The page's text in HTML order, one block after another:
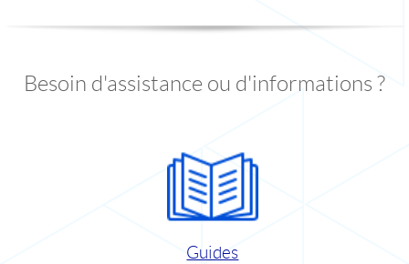
Besoin d'assistance ou d'informations ?
Guides